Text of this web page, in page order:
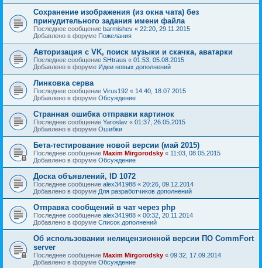
Сохранение изображения (из окна чата) без
принудительного задания имени файла
Последнее сообщение barmishev « 22:20, 29.11.2015
Добавлено в форуме Пожелания
Авторизация с VK, поиск музыки и скачка, аватарки
Последнее сообщение SHtraus « 01:53, 05.08.2015
Добавлено в форуме Идеи новых дополнений
Линковка серва
Последнее сообщение Virus192 « 14:40, 18.07.2015
Добавлено в форуме Обсуждение
Странная ошибка отправки картинок
Последнее сообщение Yaroslav « 01:37, 26.05.2015
Добавлено в форуме Ошибки
Бета-тестирование новой версии (май 2015)
Последнее сообщение Maxim Mirgorodsky « 11:03, 08.05.2015
Добавлено в форуме Обсуждение
Доска объявлений, ID 1072
Последнее сообщение alex341988 « 20:26, 09.12.2014
Добавлено в форуме Для разработчиков дополнений
Отправка сообщений в чат через php
Последнее сообщение alex341988 « 00:32, 20.11.2014
Добавлено в форуме Список дополнений
Об использовании нелицензионной версии ПО CommFort
server
Последнее сообщение Maxim Mirgorodsky « 09:32, 17.09.2014
Добавлено в форуме Обсуждение